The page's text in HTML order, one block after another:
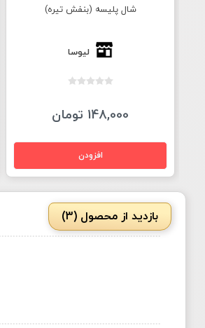
شال پلیسه (بنفش تیره)
لیوسا
148,000 تومان
بازدید از محصول (3)